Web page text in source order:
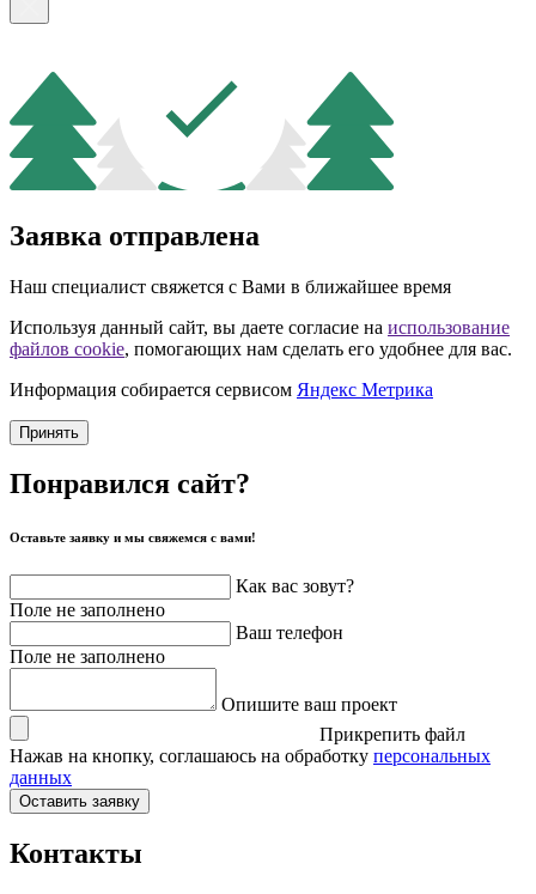
Заявка отправлена
Наш специалист свяжется с Вами в ближайшее время
Используя данный сайт, вы даете согласие на использование
файлов cookie, помогающих нам сделать его удобнее для вас.
Информация собирается сервисом Яндекс Метрика
Принять
Понравился сайт?
Оставьте заявку и мы свяжемся с вами!
Как вас зовут?
Поле не заполнено
Ваш телефон
Поле не заполнено
Опишите ваш проект
Прикрепить файл
Нажав на кнопку, соглашаюсь на обработку персональных
данных
Оставить заявку
Контакты